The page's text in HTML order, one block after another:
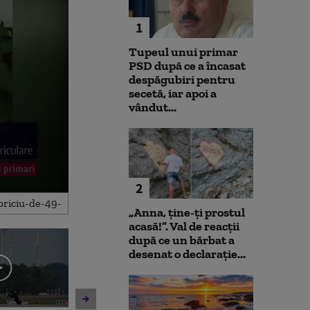
1
Tupeul unui primar
PSD după ce a încasat
despăgubiri pentru
secetă, iar apoi a
vândut...
2
„Anna, ţine-ţi prostul
acasă!”. Val de reacții
după ce un bărbat a
desenat o declarație...